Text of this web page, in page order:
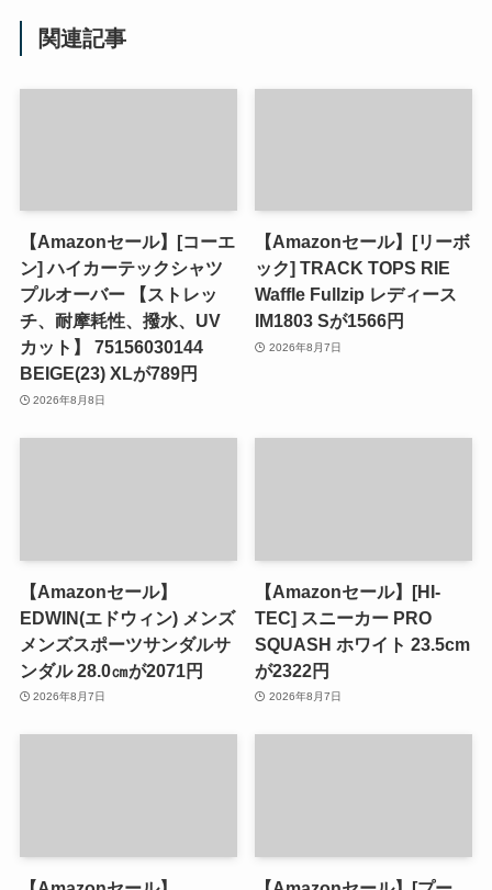
関連記事
【Amazonセール】[コーエ
ン] ハイカーテックシャツ
プルオーバー 【ストレッ
チ、耐摩耗性、撥水、UV
カット】 75156030144
BEIGE(23) XLが789円
2026年8月8日
【Amazonセール】[リーボ
ック] TRACK TOPS RIE
Waffle Fullzip レディース
IM1803 Sが1566円
2026年8月7日
【Amazonセール】
EDWIN(エドウィン) メンズ
メンズスポーツサンダルサ
ンダル 28.0㎝が2071円
2026年8月7日
【Amazonセール】[HI-
TEC] スニーカー PRO
SQUASH ホワイト 23.5cm
が2322円
2026年8月7日